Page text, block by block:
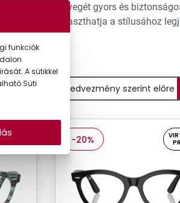
Ban szemüvegét gyors és
lépésben kiválaszthatja a stílusához
-20%
funkciók
A sütikkel
Süti